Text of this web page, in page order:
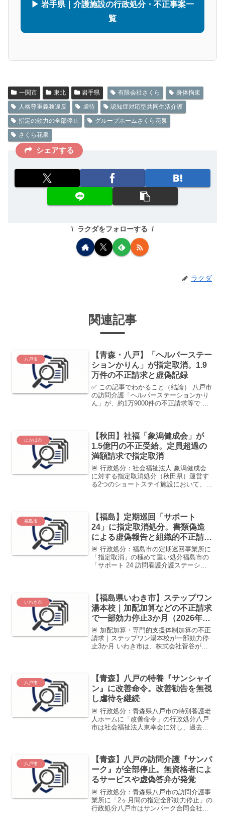
▶ 岩手県｜介護施設の行政処分・不正事案一
覧
一関市 東北 岩手県 有限会社さくら
身体拘束
人格尊重義務違反
虐待
認知症対応型共同生活介護
指定の効力の全部停止
グループホームさくら花泉
さくら花泉
シェアする
ラクダをフォローする
ラクダ
関連記事
八戸市
【青森・八戸】「ヘルパーステー
ションかりん」が指定取消。1.9
万件の不正請求と虚偽記録
✅ この記事でわかること（結論） 八戸市
の訪問介護「ヘルパーステーションかり
ん」が、約1万9000件の不正請求等で 指
当に介護報...
にかほ市
【秋田】社福「象潟健成会」が
1.5億円の不正受給。定員超過の
満額請求で指定取消
🚨 行政処分：社会福祉法人 象潟健成会
に対する指定取消処分（秋田県）運営す
る2つのショートステイ施設において、約
会福祉法人 象潟健...
福島市
【福島】定期巡回「サポート
24」に指定取消処分。書類偽造
による虚偽報告と組織的不正請求
の全貌
🚨 行政処分：福島市の定期巡回事業所に
「指定取消」の極めて重い処分福島市の
「サポート 24 訪問看護介護ステーショ
全に無視した運営が...
いわき市
【福島県いわき市】ステップワン
湯本校｜加配加算などの不正請求
で一部効力停止3か月（2026年3
月）
🚨 加配加算・専門的支援体制加算の不正
請求｜ステップワン湯本校が一部効力停
止3か月 いわき市は、株式会社菅谷が運
結果、必要な人...
八戸市
【青森】八戸の特養『サンシャイ
ン』に改善命令。改善勧告を無視
し虐待を継続
🚨 行政処分：青森県八戸市の特別養護老
人ホームに「改善命令」の行政処分八戸
市は社会福祉法人東幸会に対し、過去の
遠ざける等のネグレクト...
八戸市
【青森】八戸の訪問介護『サンパ
ーク』が全部停止。無資格者によ
るサービスや虚偽答弁が発覚
🚨 行政処分：青森県八戸市の訪問介護事
業所に「2ヶ月間の指定全部効力停止」の
行政処分八戸市はサンパーク合同会社に